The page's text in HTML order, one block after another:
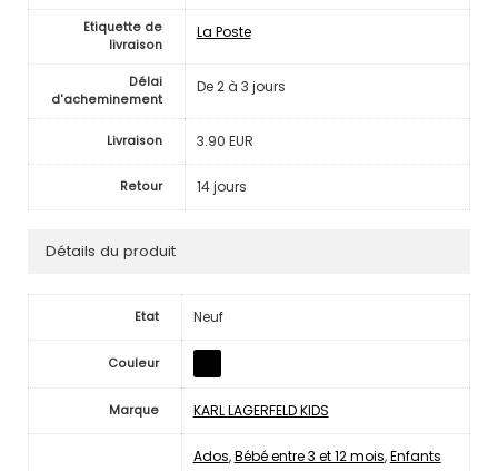
Etiquette de
livraison
La Poste
Délai
d'acheminement
De 2 à 3 jours
Livraison 3.90 EUR
Retour 14 jours
Détails du produit
Etat Neuf
Couleur
Marque KARL LAGERFELD KIDS
Ados,Bébé entre 3 et 12 mois,Enfants